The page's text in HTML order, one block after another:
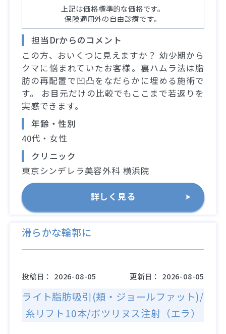
上記は価格標準的な価格です。
保険適用外の自由診療です。
担当Drからのコメント
この方、おいくつに見えますか？ 幼少期から
クマに悩まれていたお客様。裏ハムラ法は脂
肪の再配置で凹凸をなだらかに埋める施術で
す。 お目元だけの比較でもここまで若返りを
実感できます。
年齢・性別
40代・女性
クリニック
東京シンデレラ美容外科 横浜院
詳しく見る
滑らかな輪郭に
投稿日： 2026-08-05 更新日： 2026-08-05
ライト脂肪吸引(頬・ジョールファット)/
糸リフト10本/ボツリヌス注射（エラ）